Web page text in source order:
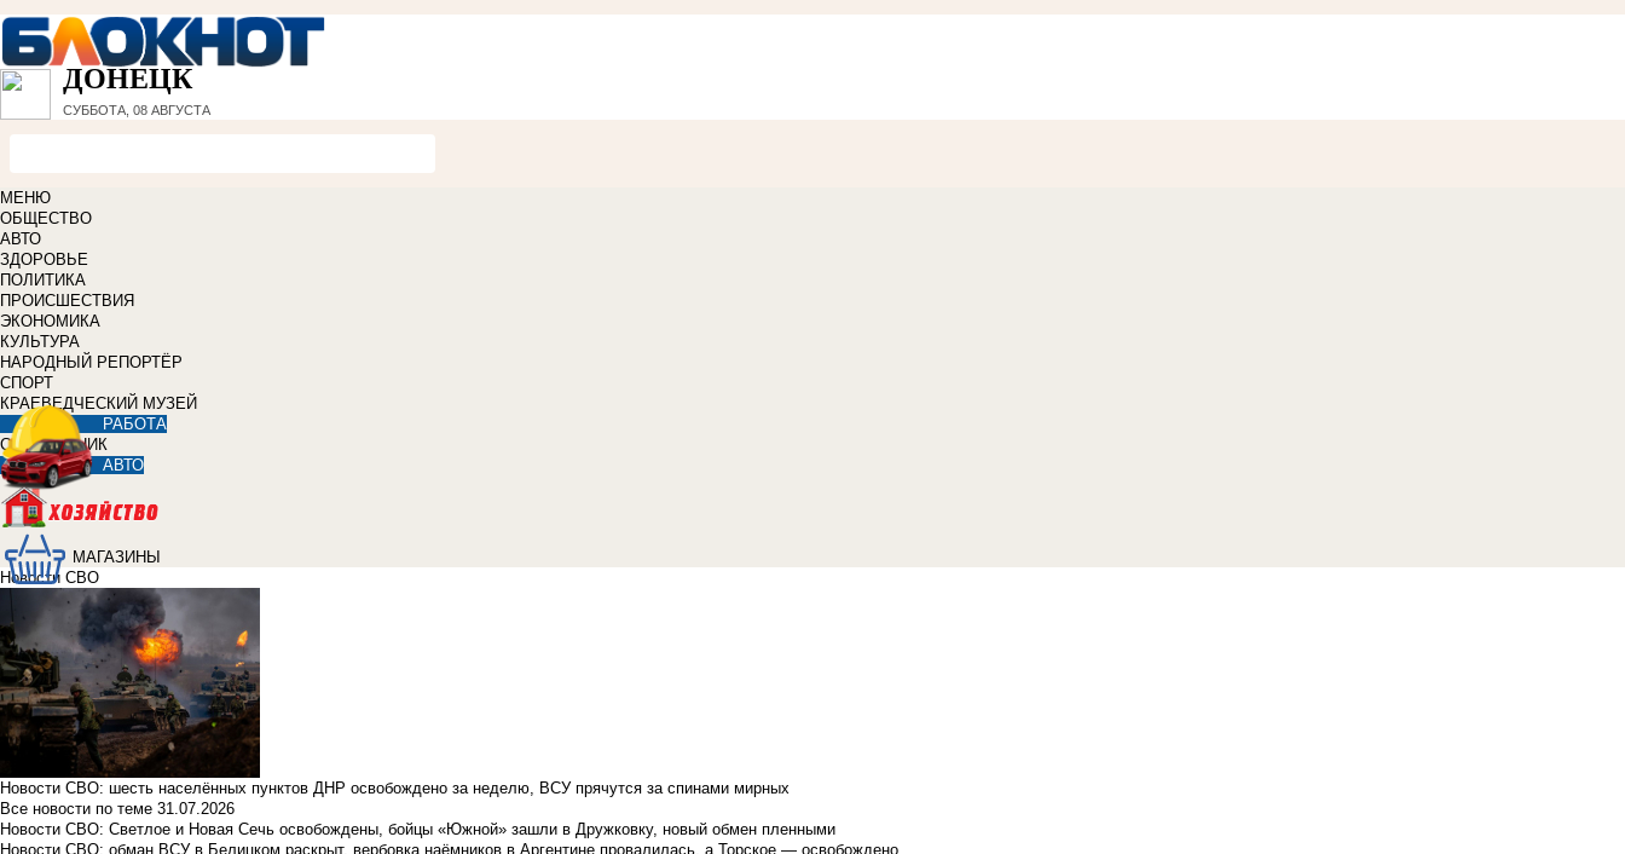
ДОНЕЦК
СУББОТА, 08 АВГУСТА
МЕНЮ
ОБЩЕСТВО
АВТО
ЗДОРОВЬЕ
ПОЛИТИКА
ПРОИСШЕСТВИЯ
ЭКОНОМИКА
КУЛЬТУРА
НАРОДНЫЙ РЕПОРТЁР
СПОРТ
КРАЕВЕДЧЕСКИЙ МУЗЕЙ
РАБОТА
СПРАВОЧНИК
АВТО
МАГАЗИНЫ
Новости СВО
Новости СВО: шесть населённых пунктов ДНР освобождено за неделю, ВСУ прячутся за спинами мирных
Все новости по теме 31.07.2026
Новости СВО: Светлое и Новая Сечь освобождены, бойцы «Южной» зашли в Дружковку, новый обмен пленными
Новости СВО: обман ВСУ в Белицком раскрыт, вербовка наёмников в Аргентине провалилась, а Торское — освобождено